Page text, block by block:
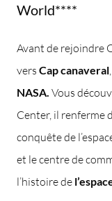
World****
Avant de rejoindre
vers Cap canaveral
NASA. Vous
Center, il renferme
conquête de
et le centre de
l’histoire de